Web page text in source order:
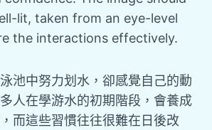
池中努力划水，卻感覺自己的動
人在學游水的初期階段，會養成
而這些習慣往往很難在日後改